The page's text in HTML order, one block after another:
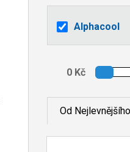
Alphacool
Od Nejlevnějšího